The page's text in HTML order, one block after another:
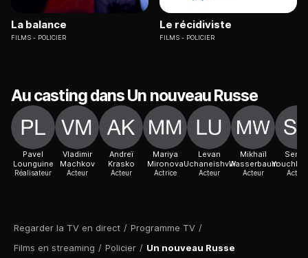
Regarder la TV en direct / Programme TV /
Films en streaming / Policier / Un nouveau Russe
La balance
FILMS POLICIER
Le récidiviste
FILMS POLICIER
Au casting dans Un nouveau Russe
Pavel
Lounguine
Réalisateur
Vladimir
Machkov
Acteur
Andreï
Krasko
Acteur
Mariya
Mironova
Actrice
Levan
Uchaneishvili
Acteur
Mikhaïl
Wasserbaum
Acteur Acteur